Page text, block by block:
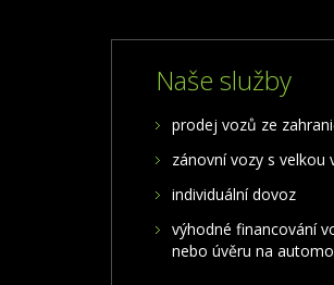
Naše služby
prodej vozů ze
zánovní vozy s velkou
individuální dovoz
výhodné financování
nebo úvěru na